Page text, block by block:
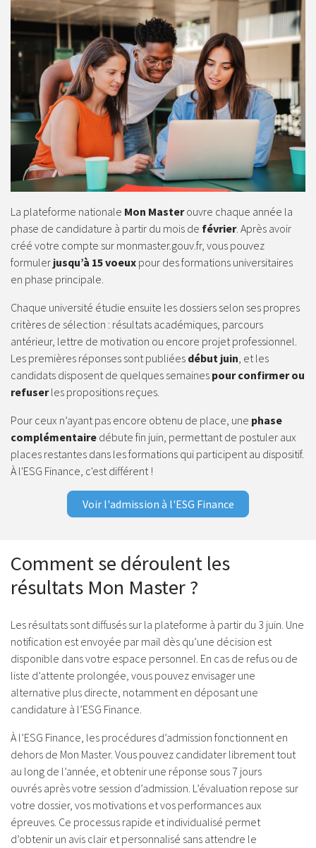
La plateforme nationale Mon Masterouvre chaque année la
phase de candidature à partir du mois de février. Après avoir
créé votre compte sur monmaster.gouv.fr, vous pouvez
formuler jusqu’à 15 voeux pour des formations universitaires
en phase principale.
Chaque université étudie ensuite les dossiers selon ses propres
critères de sélection : résultats académiques, parcours
antérieur, lettre de motivation ou encore projet professionnel.
Les premières réponses sont publiées début juin, et les
candidats disposent de quelques semaines pour confirmer ou
refuserles propositions reçues.
Pour ceux n’ayant pas encore obtenu de place, une phase
complémentaire débute fin juin, permettant de postuler aux
places restantes dans les formations qui participent au dispositif.
À l'ESG Finance, c'est différent !
Voir l'admission à l'ESG Finance
Comment se déroulent les
résultats Mon Master ?
Les résultats sont diffusés sur la plateforme à partir du 3 juin. Une
notification est envoyée par mail dès qu’une décision est
disponible dans votre espace personnel. En cas de refus ou de
liste d’attente prolongée, vous pouvez envisager une
alternative plus directe, notamment en déposant une
candidature à l’ESG Finance.
À l’ESG Finance, les procédures d’admission fonctionnenten
dehors de Mon Master. Vous pouvez candidater librement tout
au long de l’année, et obtenir une réponse sous 7 jours
ouvrés après votre session d’admission. L’évaluation repose sur
votre dossier, vos motivations et vos performances aux
épreuves. Ce processus rapide et individualisé permet
d’obtenir un avis clair et personnalisé sans attendre le